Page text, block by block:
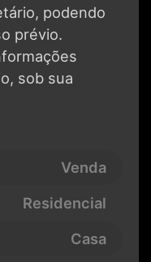
podendo
prévio.
sob sua
Venda
Residencial
Casa